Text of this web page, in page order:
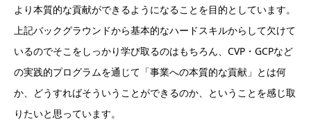
より本質的な貢献ができるようになることを目的としています。
上記バックグラウンドから基本的なハードスキルからして欠けて
いるのでそこをしっかり学び取るのはもちろん、CVP・GCPなど
の実践的プログラムを通じて「事業への本質的な貢献」とは何
か、どうすればそういうことができるのか、ということを感じ取
りたいと思っています。